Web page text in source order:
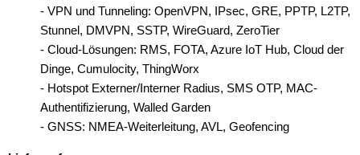
- VPN und Tunneling: OpenVPN, IPsec, GRE, PPTP, L2TP,
Stunnel, DMVPN, SSTP, WireGuard, ZeroTier
- Cloud-Lösungen: RMS, FOTA, Azure IoT Hub, Cloud der
Dinge, Cumulocity, ThingWorx
- Hotspot Externer/Interner Radius, SMS OTP, MAC-
Authentifizierung, Walled Garden
- GNSS: NMEA-Weiterleitung, AVL, Geofencing